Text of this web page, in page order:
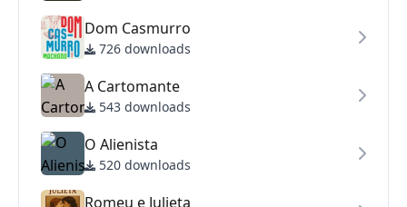
Dom Casmurro
726 downloads
A Cartomante
543 downloads
O Alienista
520 downloads
Romeu e Julieta